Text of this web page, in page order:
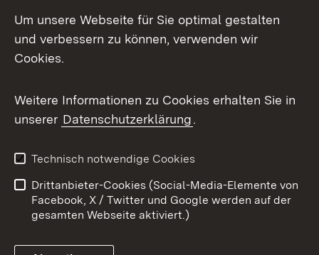
X / Twitter
Youtube
Kontakt
Datenschutz
Barrierefreiheit
Impressum
Cookies
Um unsere Webseite für Sie optimal gestalten
und verbessern zu können, verwenden wir
Cookies.
Weitere Informationen zu Cookies erhalten Sie in
unserer Datenschutzerklärung.
Technisch notwendige Cookies
Drittanbieter-Cookies (Social-Media-Elemente von
Facebook, X / Twitter und Google werden auf der
gesamten Webseite aktiviert.)